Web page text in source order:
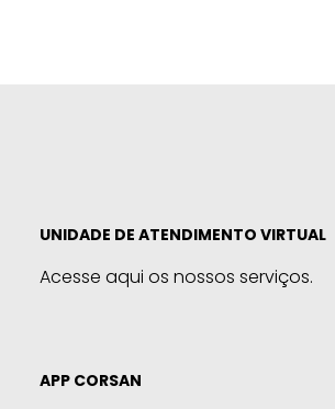
UNIDADE DE ATENDIMENTO VIRTUAL
Acesse aqui os nossos serviços.
APP CORSAN